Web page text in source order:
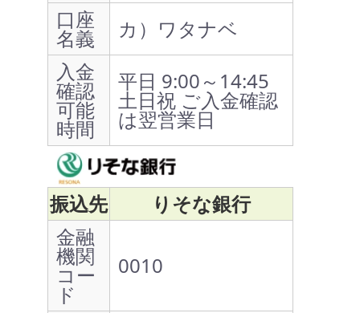
口座
名義
カ）ワタナベ
入金
確認
可能
時間
平日 9:00～14:45
土日祝 ご入金確認
は翌営業日
振込先
りそな銀行
金融
機関
コー
ド
0010